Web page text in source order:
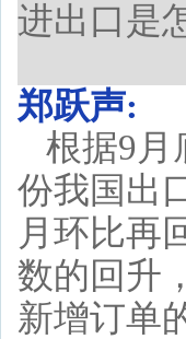
进出口是
郑跃声:
根据9月
份我国出
月环比再
数的回升
新增订单